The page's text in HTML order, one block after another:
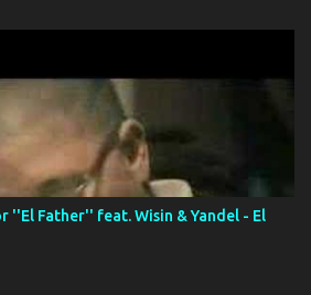
''El Father'' feat. Wisin & Yandel - El